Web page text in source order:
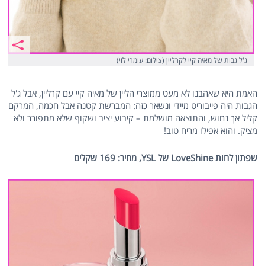
ג'ל גבות של מאיה קיי לקרליין (צילום: עומרי לוי)
האמת היא שאהבנו לא מעט ממוצרי הליין של מאיה קיי עם קרליין, אבל ג'ל
הגבות היה פייבוריט מיידי ונשאר כזה: המברשת קטנה אבל חכמה, המרקם
קליל אך נחוש, והתוצאה מושלמת – קיבוע יציב ושקוף שלא מתפורר ולא
מציק. והוא אפילו מריח טוב!
שפתון לחות LoveShine של YSL, מחיר: 169 שקלים